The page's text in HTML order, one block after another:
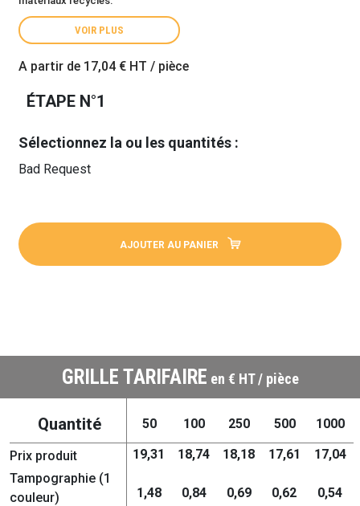
VOIR PLUS
A partir de 17,04 € HT / pièce
ÉTAPE N°1
Sélectionnez la ou les quantités :
Bad Request
AJOUTER AU PANIER
GRILLE TARIFAIRE en € HT / pièce
Quantité 50 100 250 500 1000
Prix produit 19,31 18,74 18,18 17,61
17,04
Tampographie (1
couleur)
1,48 0,84 0,69 0,62 0,54